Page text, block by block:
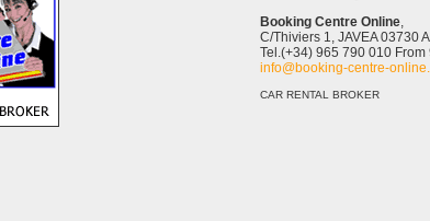
Booking Centre Online,
C/Thiviers 1, JAVEA 03730
Tel.(+34) 965 790 010
info@booking-centre-
CAR RENTAL BROKER